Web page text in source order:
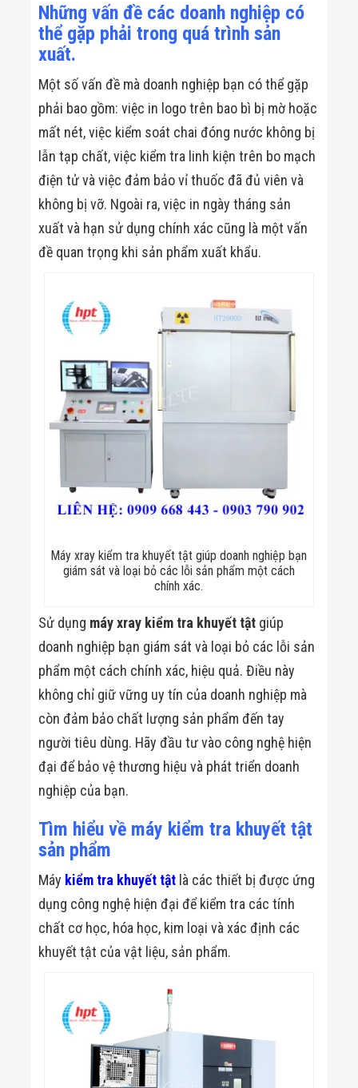
Những vấn đề các doanh nghiệp có
thể gặp phải trong quá trình sản
xuất.
Một số vấn đề mà doanh nghiệp bạn có thể gặp
phải bao gồm: việc in logo trên bao bì bị mờ hoặc
mất nét, việc kiểm soát chai đóng nước không bị
lẫn tạp chất, việc kiểm tra linh kiện trên bo mạch
điện tử và việc đảm bảo vỉ thuốc đã đủ viên và
không bị vỡ. Ngoài ra, việc in ngày tháng sản
xuất và hạn sử dụng chính xác cũng là một vấn
đề quan trọng khi sản phẩm xuất khẩu.
Máy xray kiểm tra khuyết tật giúp doanh nghiệp bạn
giám sát và loại bỏ các lỗi sản phẩm một cách
chính xác.
Sử dụng máy xray kiểm tra khuyết tật giúp
doanh nghiệp bạn giám sát và loại bỏ các lỗi sản
phẩm một cách chính xác, hiệu quả. Điều này
không chỉ giữ vững uy tín của doanh nghiệp mà
còn đảm bảo chất lượng sản phẩm đến tay
người tiêu dùng. Hãy đầu tư vào công nghệ hiện
đại để bảo vệ thương hiệu và phát triển doanh
nghiệp của bạn.
Tìm hiểu về máy kiểm tra khuyết tật
sản phẩm
Máy kiểm tra khuyếttật là các thiết bị được ứng
dụng công nghệ hiện đại để kiểm tra các tính
chất cơ học, hóa học, kim loại và xác định các
khuyết tật của vật liệu, sản phẩm.